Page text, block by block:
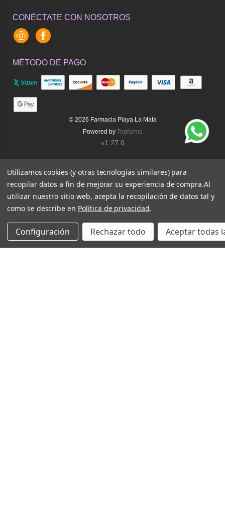
CONÉCTATE CON NOSOTROS
InstagramFacebook
MÉTODO DE PAGO
© 2026 Farmacia Playa La Mata
Powered by Topfarma
v1.27.0
Utilizamos cookies (y otras tecnologías similares) para
recopilar datos a fin de mejorar su experiencia de compra.Al
utilizar nuestro sitio web, acepta la recopilación de datos tal y
como se describe en Política de privacidad.
Configuración Rechazar todo Aceptar todas